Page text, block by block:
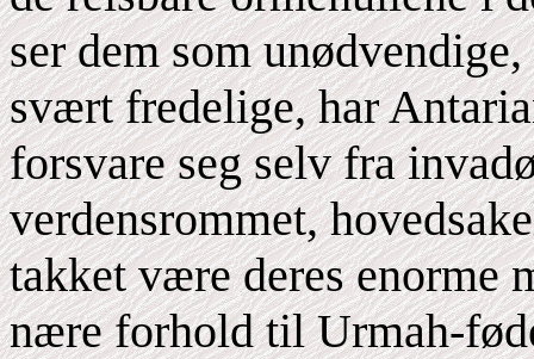
ser dem som
svært fredelige, har
forsvare seg selv fra
verdensrommet,
takket være deres enorme
nære forhold til Urmah-